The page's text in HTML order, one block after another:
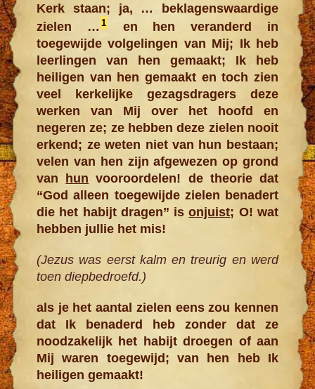
Kerk staan; ja, … beklagenswaardige
zielen … 1en hen veranderd in
toegewijde volgelingen van Mij; Ik heb
leerlingen van hen gemaakt; Ik heb
heiligen van hen gemaakt en toch zien
veel kerke­lijke gezagsdragers deze
werken van Mij over het hoofd en
negeren ze; ze hebben deze zielen nooit
erkend; ze weten niet van hun bestaan;
velen van hen zijn afgewezen op grond
van hun vooroordelen! de theorie dat
“God alleen toegewijde zielen benadert
die het habijt dragen” isonjuist; O! wat
hebben jullie het mis!
(Jezus was eerst kalm en treurig en werd
toen diepbedroefd.)
als je het aantal zielen eens zou kennen
dat Ik benaderd heb zonder dat ze
noodzakelijk het habijt droegen of aan
Mij waren toegewijd; van hen heb Ik
heiligen gemaakt!